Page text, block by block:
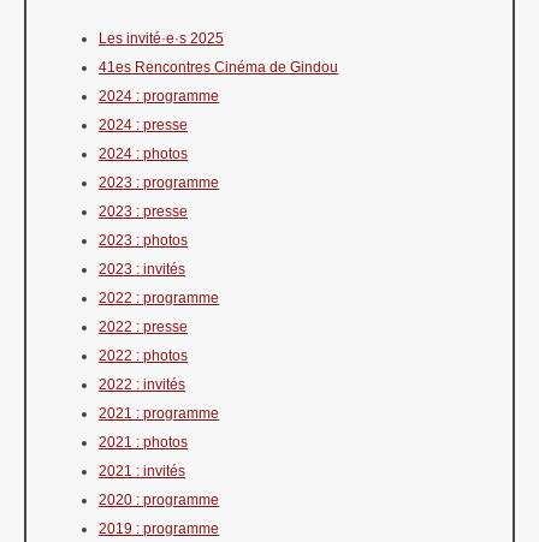
Les invité·e·s 2025
41es Rencontres Cinéma de Gindou
2024 : programme
2024 : presse
2024 : photos
2023 : programme
2023 : presse
2023 : photos
2023 : invités
2022 : programme
2022 : presse
2022 : photos
2022 : invités
2021 : programme
2021 : photos
2021 : invités
2020 : programme
2019 : programme